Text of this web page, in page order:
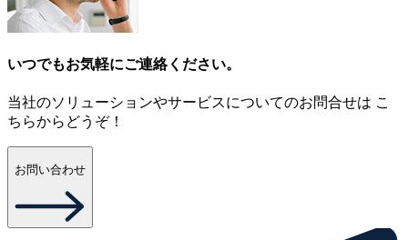
いつでもお気軽にご連絡ください。
当社のソリューションやサービスについてのお問合せは こ
ちらからどうぞ！
お問い合わせ